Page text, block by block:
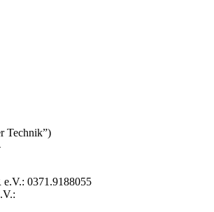
Technik”)
0371.9188055